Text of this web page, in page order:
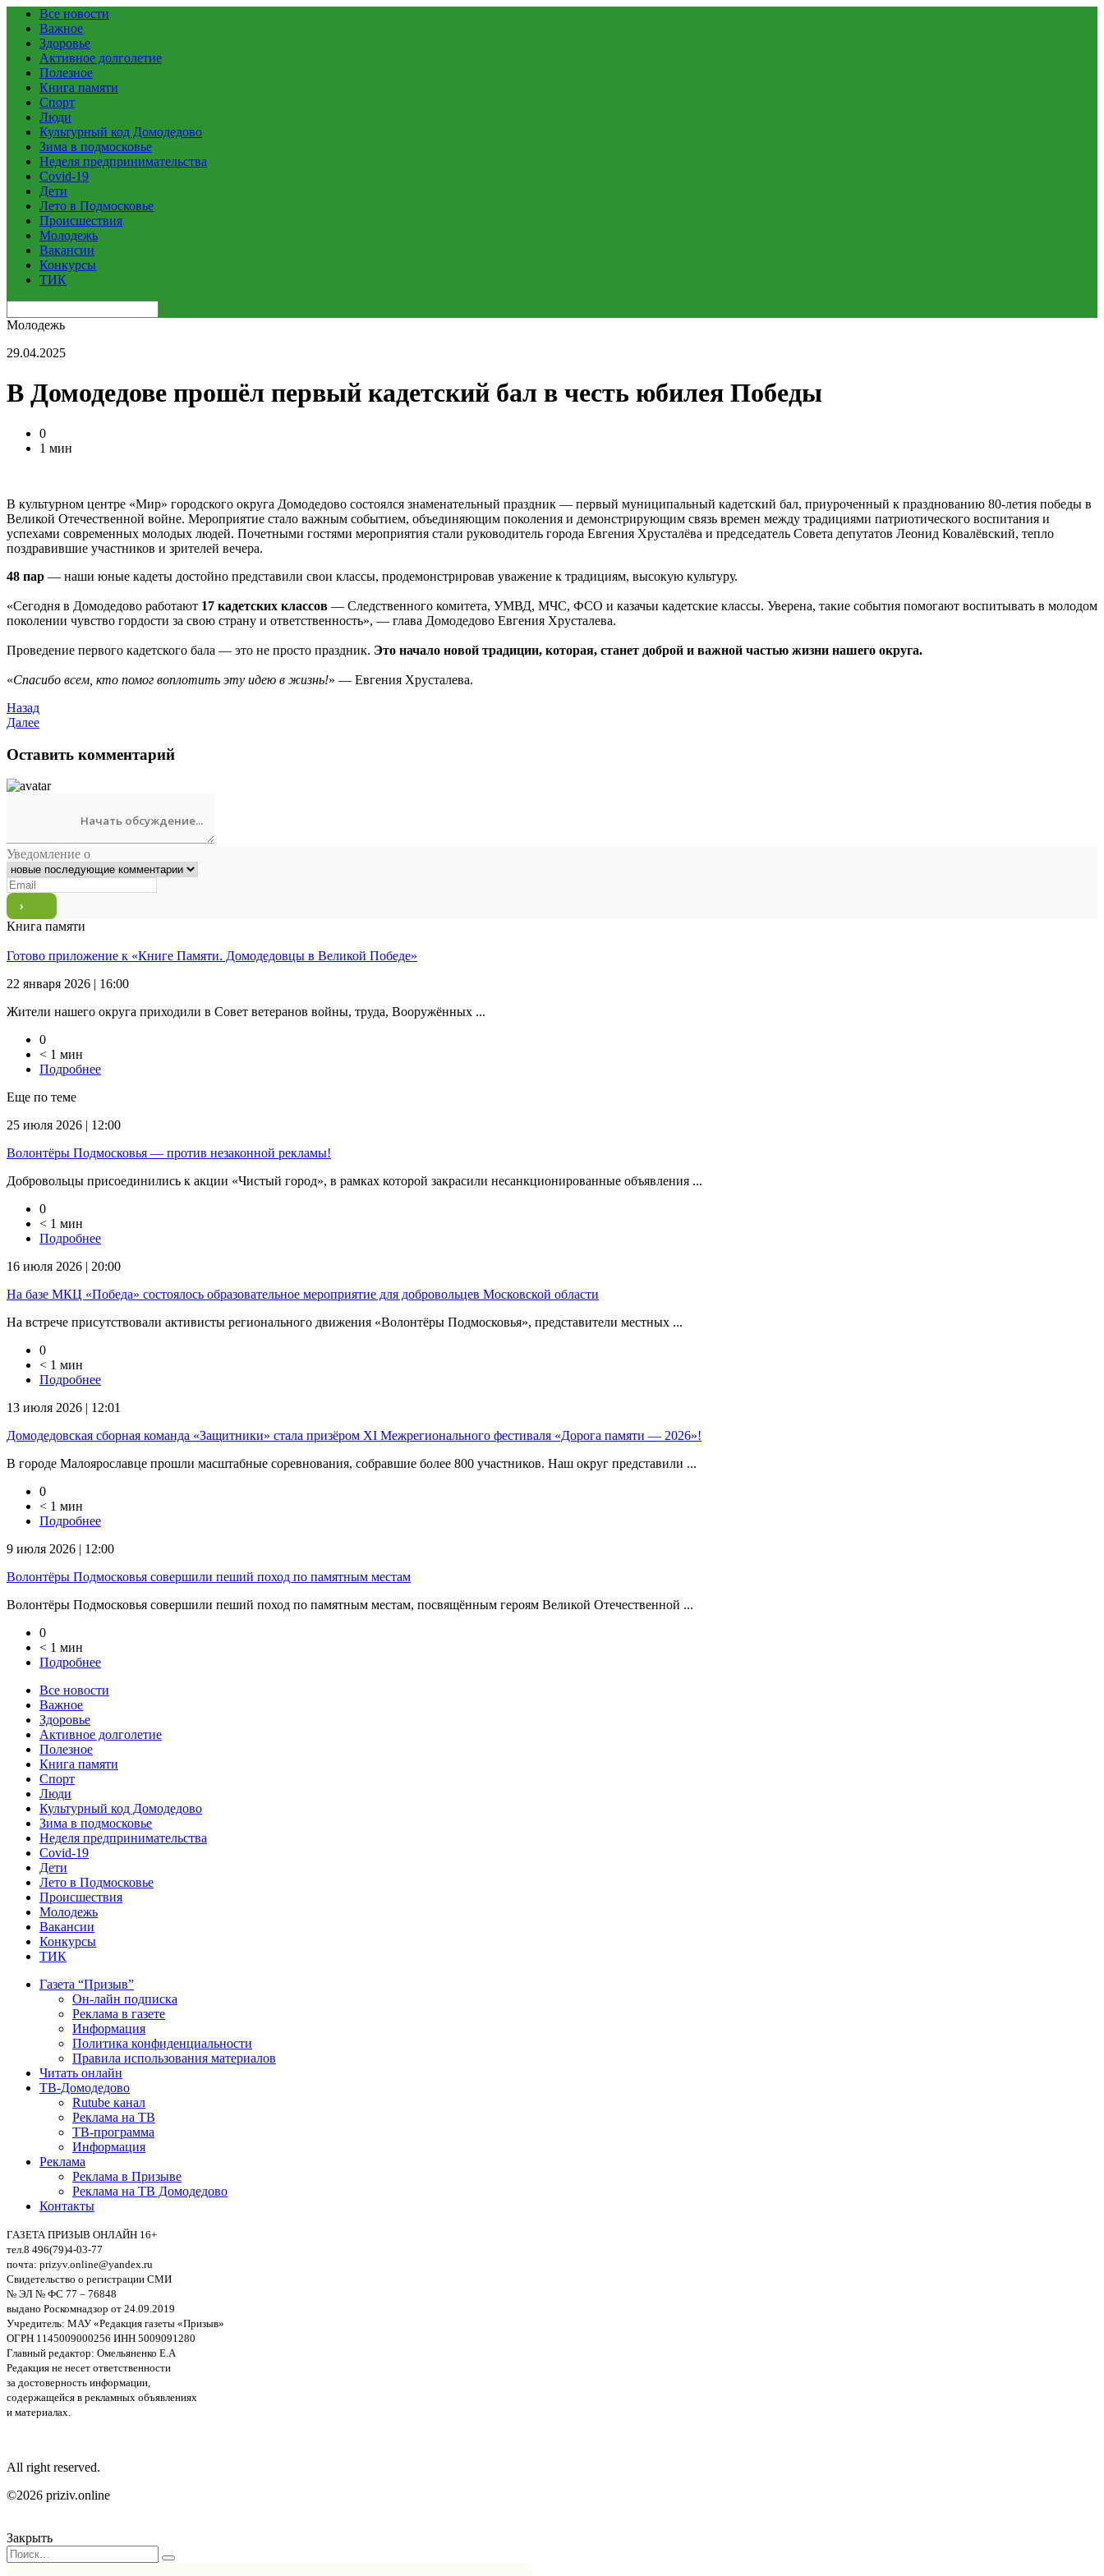
Все новости
Важное
Здоровье
Активное долголетие
Полезное
Книга памяти
Спорт
Люди
Культурный код Домодедово
Зима в подмосковье
Неделя предпринимательства
Covid-19
Дети
Лето в Подмосковье
Происшествия
Молодежь
Вакансии
Конкурсы
ТИК
Молодежь
29.04.2025
В Домодедове прошёл первый кадетский бал в честь юбилея Победы
0
1 мин
В культурном центре «Мир» городского округа Домодедово состоялся знаменательный праздник — первый муниципальный кадетский бал, приуроченный к празднованию 80-летия победы в
Великой Отечественной войне. Мероприятие стало важным событием, объединяющим поколения и демонстрирующим связь времен между традициями патриотического воспитания и
успехами современных молодых людей. Почетными гостями мероприятия стали руководитель города Евгения Хрусталёва и председатель Совета депутатов Леонид Ковалёвский, тепло
поздравившие участников и зрителей вечера.
48 пар — наши юные кадеты достойно представили свои классы, продемонстрировав уважение к традициям, высокую культуру.
«Сегодня в Домодедово работают 17 кадетских классов — Следственного комитета, УМВД, МЧС, ФСО и казачьи кадетские классы. Уверена, такие события помогают воспитывать в молодом
поколении чувство гордости за свою страну и ответственность», — глава Домодедово Евгения Хрусталева.
Проведение первого кадетского бала — это не просто праздник. Это начало новой традиции, которая, станет доброй и важной частью жизни нашего округа.
«Спасибо всем, кто помог воплотить эту идею в жизнь!» — Евгения Хрусталева.
Назад
Далее
Оставить комментарий
Уведомление о
Книга памяти
Готово приложение к «Книге Памяти. Домодедовцы в Великой Победе»
22 января 2026 | 16:00
Жители нашего округа приходили в Совет ветеранов войны, труда, Вооружённых ...
0
< 1 мин
Подробнее
Еще по теме
25 июля 2026 | 12:00
Волонтёры Подмосковья — против незаконной рекламы!
Добровольцы присоединились к акции «Чистый город», в рамках которой закрасили несанкционированные объявления ...
0
< 1 мин
Подробнее
16 июля 2026 | 20:00
На базе МКЦ «Победа» состоялось образовательное мероприятие для добровольцев Московской области
На встрече присутствовали активисты регионального движения «Волонтёры Подмосковья», представители местных ...
0
< 1 мин
Подробнее
13 июля 2026 | 12:01
Домодедовская сборная команда «Защитники» стала призёром XI Межрегионального фестиваля «Дорога памяти — 2026»!
В городе Малоярославце прошли масштабные соревнования, собравшие более 800 участников. Наш округ представили ...
0
< 1 мин
Подробнее
9 июля 2026 | 12:00
Волонтёры Подмосковья совершили пеший поход по памятным местам
Волонтёры Подмосковья совершили пеший поход по памятным местам, посвящённым героям Великой Отечественной ...
0
< 1 мин
Подробнее
Все новости
Важное
Здоровье
Активное долголетие
Полезное
Книга памяти
Спорт
Люди
Культурный код Домодедово
Зима в подмосковье
Неделя предпринимательства
Covid-19
Дети
Лето в Подмосковье
Происшествия
Молодежь
Вакансии
Конкурсы
ТИК
Газета “Призыв”
Он-лайн подписка
Реклама в газете
Информация
Политика конфиденциальности
Правила использования материалов
Читать онлайн
ТВ-Домодедово
Rutube канал
Реклама на ТВ
ТВ-программа
Информация
Реклама
Реклама в Призыве
Реклама на ТВ Домодедово
Контакты
ГАЗЕТА ПРИЗЫВ ОНЛАЙН 16+
тел.8 496(79)4-03-77
почта: prizyv.online@yandex.ru
Свидетельство о регистрации СМИ
№ ЭЛ № ФС 77 – 76848
выдано Роскомнадзор от 24.09.2019
Учредитель: МАУ «Редакция газеты «Призыв»
ОГРН 1145009000256 ИНН 5009091280
Главный редактор: Омельяненко Е.А
Редакция не несет ответственности
за достоверность информации,
содержащейся в рекламных объявлениях
и материалах.
All right reserved.
©2026 priziv.online
Закрыть